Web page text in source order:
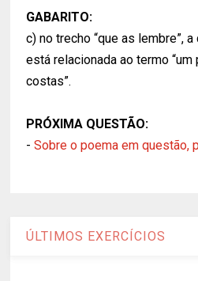
GABARITO:
c) no trecho “que as lembre”,
está relacionada ao termo
costas”.
PRÓXIMA QUESTÃO:
-Sobre o poema em questão,
ÚLTIMOS EXERCÍCIOS